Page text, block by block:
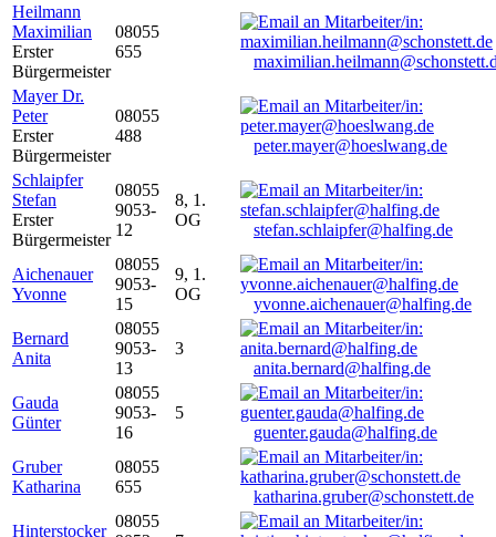
Heilmann
Maximilian
Erster
Bürgermeister
08055
655
Mayer Dr.
Peter
Erster
Bürgermeister
08055
488
peter.mayer@hoeslwang.de
Schlaipfer
Stefan
Erster
Bürgermeister
08055
9053-
12
8, 1.
OG
stefan.schlaipfer@halfing.de
Aichenauer
Yvonne
08055
9053-
15
9, 1.
OG
yvonne.aichenauer@halfing.de
Bernard
Anita
08055
9053-
13
3
anita.bernard@halfing.de
Gauda
Günter
08055
9053-
16
5
guenter.gauda@halfing.de
Gruber
Katharina
08055
655
katharina.gruber@schonstett.de
Hinterstocker
08055